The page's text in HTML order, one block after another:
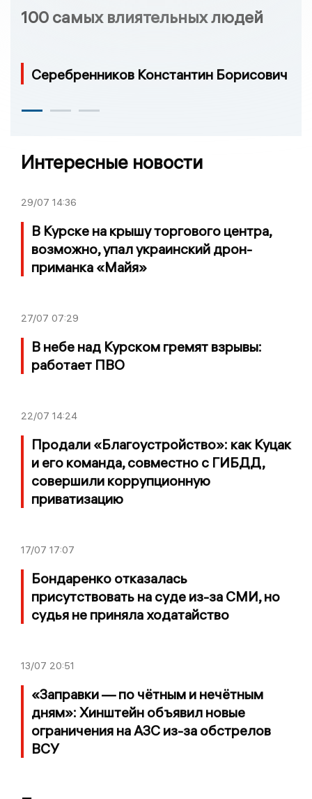
100 самых влиятельных людей
Серебренников Константин Борисович
Интересные новости
29/07 14:36
В Курске на крышу торгового центра,
возможно, упал украинский дрон-
приманка «Майя»
27/07 07:29
В небе над Курском гремят взрывы:
работает ПВО
22/07 14:24
Продали «Благоустройство»: как Куцак
и его команда, совместно с ГИБДД,
совершили коррупционную
приватизацию
17/07 17:07
Бондаренко отказалась
присутствовать на суде из-за СМИ, но
судья не приняла ходатайство
13/07 20:51
«Заправки — по чётным и нечётным
дням»: Хинштейн объявил новые
ограничения на АЗС из-за обстрелов
ВСУ